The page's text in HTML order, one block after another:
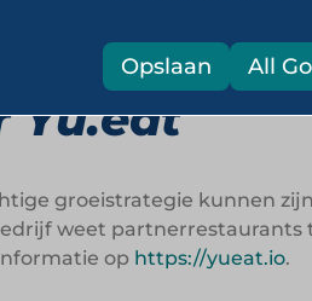
Yu.eat
groeistrategie kunnen
weet
op https://yueat.io.
Opslaan All